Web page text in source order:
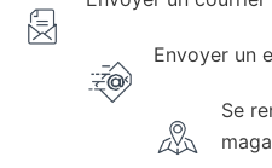
Envoyer un
Se